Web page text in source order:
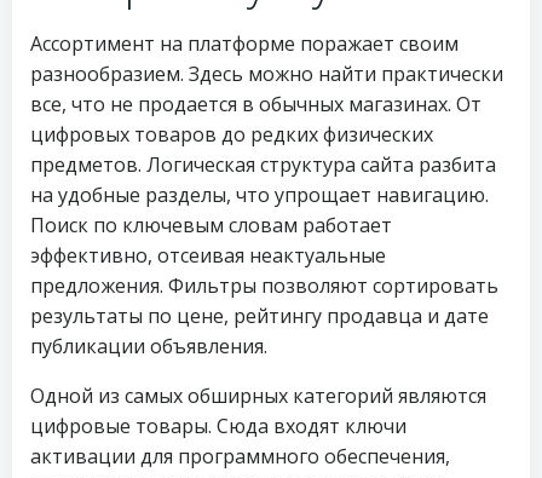
Ассортимент на платформе поражает своим
разнообразием. Здесь можно найти практически
все, что не продается в обычных магазинах. От
цифровых товаров до редких физических
предметов. Логическая структура сайта разбита
на удобные разделы, что упрощает навигацию.
Поиск по ключевым словам работает
эффективно, отсеивая неактуальные
предложения. Фильтры позволяют сортировать
результаты по цене, рейтингу продавца и дате
публикации объявления.
Одной из самых обширных категорий являются
цифровые товары. Сюда входят ключи
активации для программного обеспечения,